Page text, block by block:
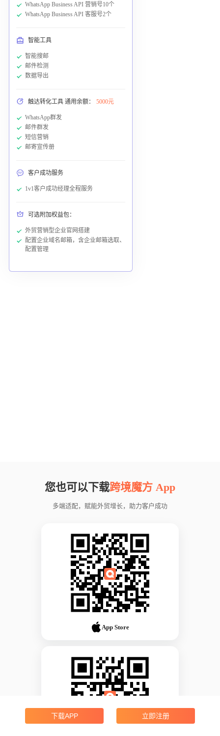
WhatsApp Business API 营销号10个
WhatsApp Business API 客服号2个
智能工具
智能搜邮
邮件检测
数据导出
触达转化工具 通用余额： 5000元
WhatsApp群发
邮件群发
短信营销
邮寄宣传册
客户成功服务
1v1客户成功经理全程服务
可选附加权益包：
外贸营销型企业官网搭建
配置企业域名邮箱，含企业邮箱选取、
配置管理
您也可以下载跨境魔方 App
多端适配，赋能外贸增长，助力客户成功
App Store
下载APP 立即注册